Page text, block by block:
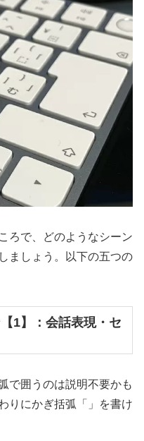
ろで、どのようなシーン
ましょう。以下の五つの
1】：会話表現・セ
で囲うのは説明不要かも
りにかぎ括弧「」を書け